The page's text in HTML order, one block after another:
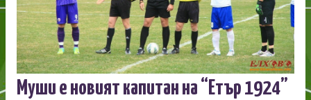
Муши е новият капитан на “Етър 1924”